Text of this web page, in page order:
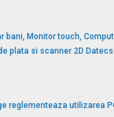
Monitor touch,
plata si scanner 2D
reglementeaza utilizarea